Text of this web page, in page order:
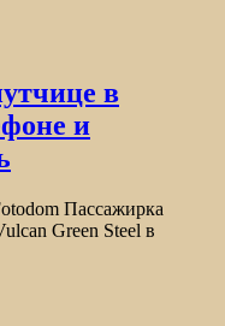
в
и
Пассажирка
Green Steel в